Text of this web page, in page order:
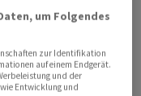
(+0,3%),
in der
Vorjahr höher
in der
um Folgendes
zur Identifikation
auf einem Endgerät.
und der
Entwicklung und